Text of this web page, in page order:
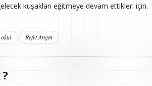
kuşakları eğitmeye devam ettikleri için.
okul Refet Angın